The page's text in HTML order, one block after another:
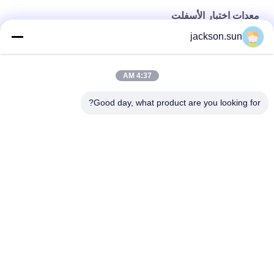
معدات اختبار الأسفلت
جهاز اختبار اللزوجة بروكفيلد فيزفيتير
jackson.sun
4:37 AM
Good day, what product are you looking for?